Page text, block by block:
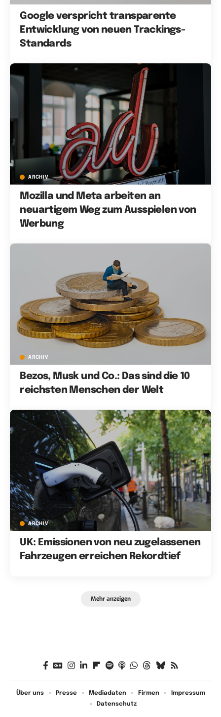
Google verspricht transparente
Entwicklung von neuen Trackings-
Standards
ARCHIV
Mozilla und Meta arbeiten an
neuartigem Weg zum Ausspielen von
Werbung
ARCHIV
Bezos, Musk und Co.: Das sind die 10
reichsten Menschen der Welt
ARCHIV
UK: Emissionen von neu zugelassenen
Fahrzeugen erreichen Rekordtief
Mehr anzeigen
Über uns Presse Mediadaten Firmen
Impressum
Datenschutz